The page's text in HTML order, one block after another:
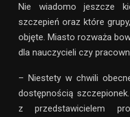
Nie wiadomo jeszcze
szczepień oraz które
objęte. Miasto rozważa
dla nauczycieli czy
– Niestety w chwili
dostępnością
z przedstawicielem